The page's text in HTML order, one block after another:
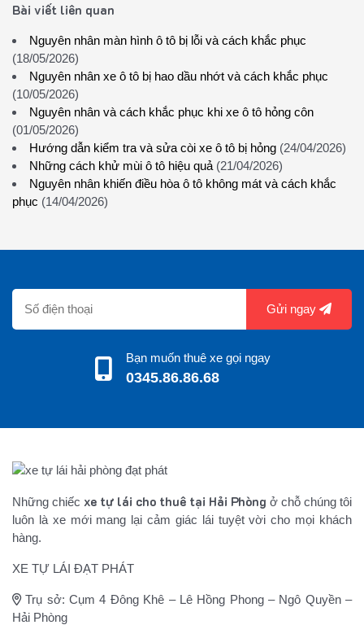
Bài viết liên quan
Nguyên nhân màn hình ô tô bị lỗi và cách khắc phục
(18/05/2026)
Nguyên nhân xe ô tô bị hao dầu nhớt và cách khắc phục
(10/05/2026)
Nguyên nhân và cách khắc phục khi xe ô tô hỏng côn
(01/05/2026)
Hướng dẫn kiểm tra và sửa còi xe ô tô bị hỏng (24/04/2026)
Những cách khử mùi ô tô hiệu quả (21/04/2026)
Nguyên nhân khiến điều hòa ô tô không mát và cách khắc
phục (14/04/2026)
Gửi ngay
Bạn muốn thuê xe gọi ngay
0345.86.86.68
Những chiếc xe tự lái cho thuê tại Hải Phòng ở chỗ chúng tôi
luôn là xe mới mang lại cảm giác lái tuyệt vời cho mọi khách
hàng.
XE TỰ LÁI ĐẠT PHÁT
Trụ sở: Cụm 4 Đông Khê – Lê Hồng Phong – Ngô Quyền –
Hải Phòng